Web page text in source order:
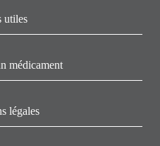
utiles
médicament
légales